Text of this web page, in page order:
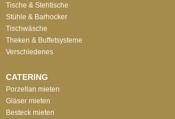
Tische & Stehtische
Stühle & Barhocker
Tischwäsche
Theken & Buffetsysteme
Verschiedenes
CATERING
Porzellan mieten
Gläser mieten
Besteck mieten